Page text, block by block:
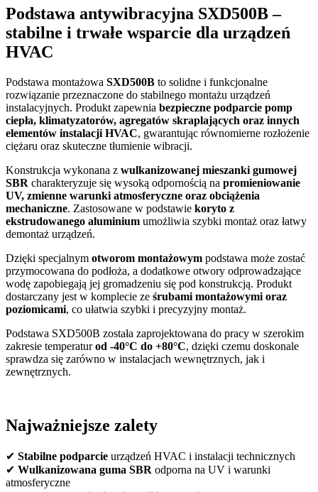
Podstawa antywibracyjna SXD500B –
stabilne i trwałe wsparcie dla urządzeń
HVAC
Podstawa montażowa SXD500B to solidne i funkcjonalne
rozwiązanie przeznaczone do stabilnego montażu urządzeń
instalacyjnych. Produkt zapewnia bezpieczne podparcie pomp
ciepła, klimatyzatorów, agregatów skraplających oraz innych
elementów instalacji HVAC, gwarantując równomierne rozłożenie
ciężaru oraz skuteczne tłumienie wibracji.
Konstrukcja wykonana z wulkanizowanej mieszanki gumowej
SBR charakteryzuje się wysoką odpornością na promieniowanie
UV, zmienne warunki atmosferyczne oraz obciążenia
mechaniczne. Zastosowane w podstawie koryto z
ekstrudowanego aluminium umożliwia szybki montaż oraz łatwy
demontaż urządzeń.
Dzięki specjalnym otworom montażowym podstawa może zostać
przymocowana do podłoża, a dodatkowe otwory odprowadzające
wodę zapobiegają jej gromadzeniu się pod konstrukcją. Produkt
dostarczany jest w komplecie ze śrubami montażowymi oraz
poziomicami, co ułatwia szybki i precyzyjny montaż.
Podstawa SXD500B została zaprojektowana do pracy w szerokim
zakresie temperaturod -40°C do +80°C, dzięki czemu doskonale
sprawdza się zarówno w instalacjach wewnętrznych, jak i
zewnętrznych.
Najważniejsze zalety
✔ Stabilne podparcie urządzeń HVAC i instalacji technicznych
✔ Wulkanizowana guma SBR odporna na UV i warunki
atmosferyczne